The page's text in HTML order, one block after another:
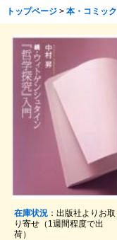
トップページ> 本・コミック
在庫状況：出版社よりお取
り寄せ（1週間程度で出
荷）